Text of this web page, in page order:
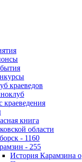
краеведов
краеведения
книга
области
- 1160
- 255
История Карамзина о